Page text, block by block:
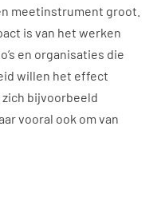
meetinstrument groot.
is van het werken
en organisaties die
willen het effect
bijvoorbeeld
vooral ook om van